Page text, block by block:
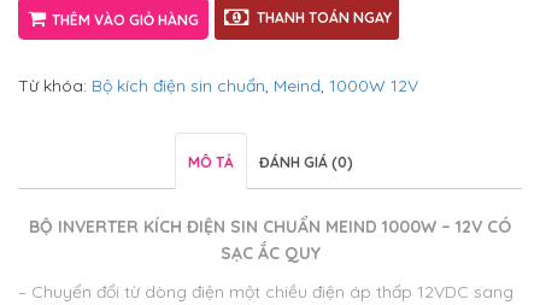
THÊM VÀO GIỎ HÀNG THANH TOÁN NGAY
Từ khóa: Bộ kích điện sin chuẩn, Meind, 1000W 12V
MÔ TẢ ĐÁNH GIÁ (0)
BỘ INVERTER KÍCH ĐIỆN SIN CHUẨN MEIND 1000W – 12V CÓ
SẠC ẮC QUY
– Chuyển đổi từ dòng điện một chiều điện áp thấp 12VDC sang